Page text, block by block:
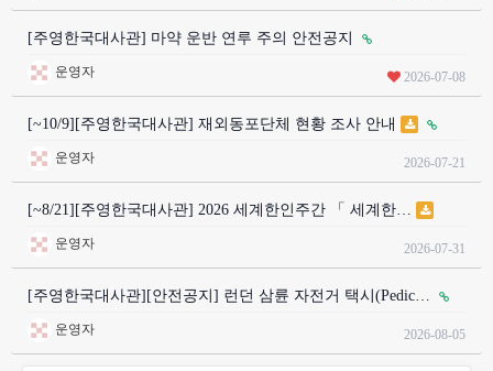
[주영한국대사관] 마약 운반 연루 주의 안전공지
운영자 2026-07-08
[~10/9][주영한국대사관] 재외동포단체 현황 조사 안내
운영자 2026-07-21
[~8/21][주영한국대사관] 2026 세계한인주간 「 세계한…
운영자 2026-07-31
[주영한국대사관][안전공지] 런던 삼륜 자전거 택시(Pedic…
운영자 2026-08-05